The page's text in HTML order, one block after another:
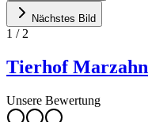
Nächstes Bild
1 / 2
Tierhof Marzahn
Unsere Bewertung